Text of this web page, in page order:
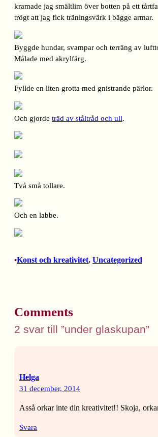
kramade jag smältlim över botten på ett
trögt att jag fick träningsvärk i bägge armar.
Byggde hundar, svampar och terräng av
Målade med akrylfärg.
Fyllde en liten grotta med gnistrande pärlor.
Och gjorde träd av ståltråd och ull.
Två små tollare.
Och en labbe.
•Konst och kreativitet, Uncategorized
Comments
2 svar till ”under glaskupan”
Helga
31 december, 2014
Asså orkar inte din kreativitet!! Skoja,
Svara